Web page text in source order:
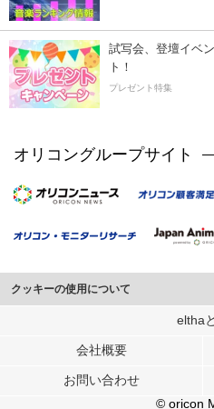
試写会、登壇イベ
ト！
プレゼント特集
オリコングループサイト
クッキーの使用について
このサイトでは Cookie を使用して、ユ
行っています。
メディアや広告配信、データ解析の各パ
各パートナーは、この情報とユーザーが
eltha
会社概要
お問い合わせ
© oricon